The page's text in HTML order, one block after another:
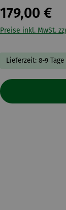
179,00 €
Preise inkl. MwSt.
Lieferzeit: 8-9 Tage